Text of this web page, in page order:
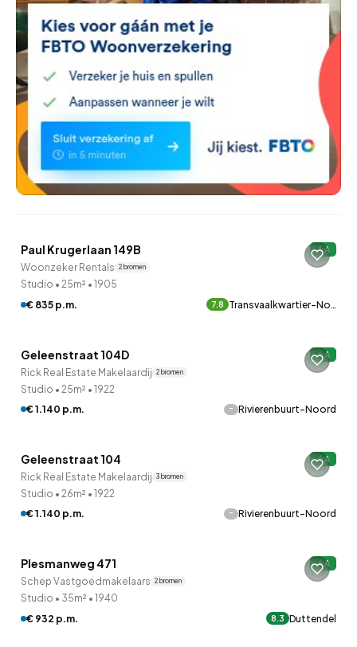
Paul Krugerlaan 149B A
Woonzeker Rentals 2 bronnen
Studio • 25m² • 1905
€ 835 p.m.
7.8 Transvaalkwartier-No…
QUICKLANE™
Geleenstraat 104D A
Rick Real Estate Makelaardij 2 bronnen
Studio • 25m² • 1922
€ 1.140 p.m.
- Rivierenbuurt-Noord
QUICKLANE™
Geleenstraat 104 A
Rick Real Estate Makelaardij 3 bronnen
Studio • 26m² • 1922
€ 1.140 p.m.
- Rivierenbuurt-Noord
QUICKLANE™
Plesmanweg 471 A
Schep Vastgoedmakelaars 2 bronnen
Studio • 35m² • 1940
€ 932 p.m.
8.3 Duttendel